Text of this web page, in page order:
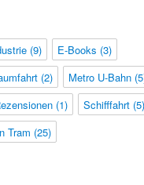
(9) E-Books (3)
(2) Metro U-Bahn
(1) Schifffahrt
Tram (25)